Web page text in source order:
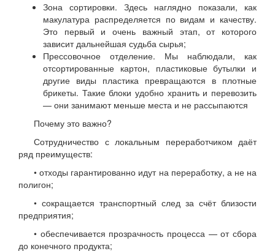
Зона сортировки. Здесь наглядно показали, как
макулатура распределяется по видам и качеству.
Это первый и очень важный этап, от которого
зависит дальнейшая судьба сырья;
Прессовочное отделение. Мы наблюдали, как
отсортированные картон, пластиковые бутылки и
другие виды пластика превращаются в плотные
брикеты. Такие блоки удобно хранить и перевозить
— они занимают меньше места и не рассыпаются
Почему это важно?
Сотрудничество с локальным переработчиком даёт
ряд преимуществ:
• отходы гарантированно идут на переработку, а не на
полигон;
• сокращается транспортный след за счёт близости
предприятия;
• обеспечивается прозрачность процесса — от сбора
до конечного продукта;